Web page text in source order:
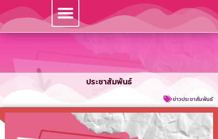
ประชาสัมพันธ์
ข่าวประชาสัมพันธ์